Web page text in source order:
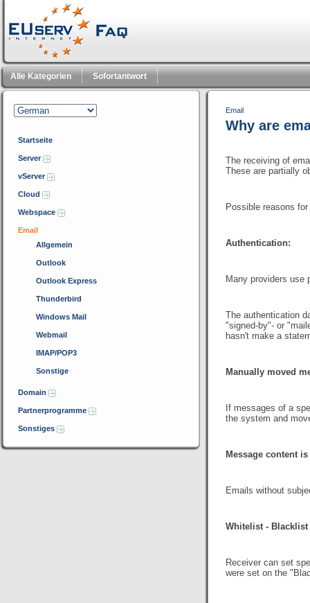
Alle Kategorien Sofortantwort
Startseite
Server
vServer
Cloud
Webspace
Email
Allgemein
Outlook
Outlook Express
Thunderbird
Windows Mail
Webmail
IMAP/POP3
Sonstige
Domain
Partnerprogramme
Sonstiges
Email
Why are
The receiving of
These are partially
Possible reasons
Authentication:
Many providers use
The authentication
"signed-by"- or
hasn't make a
Manually moved
If messages of a
the system and
Message content
Emails without
Whitelist - Blacklist
Receiver can set
were set on the